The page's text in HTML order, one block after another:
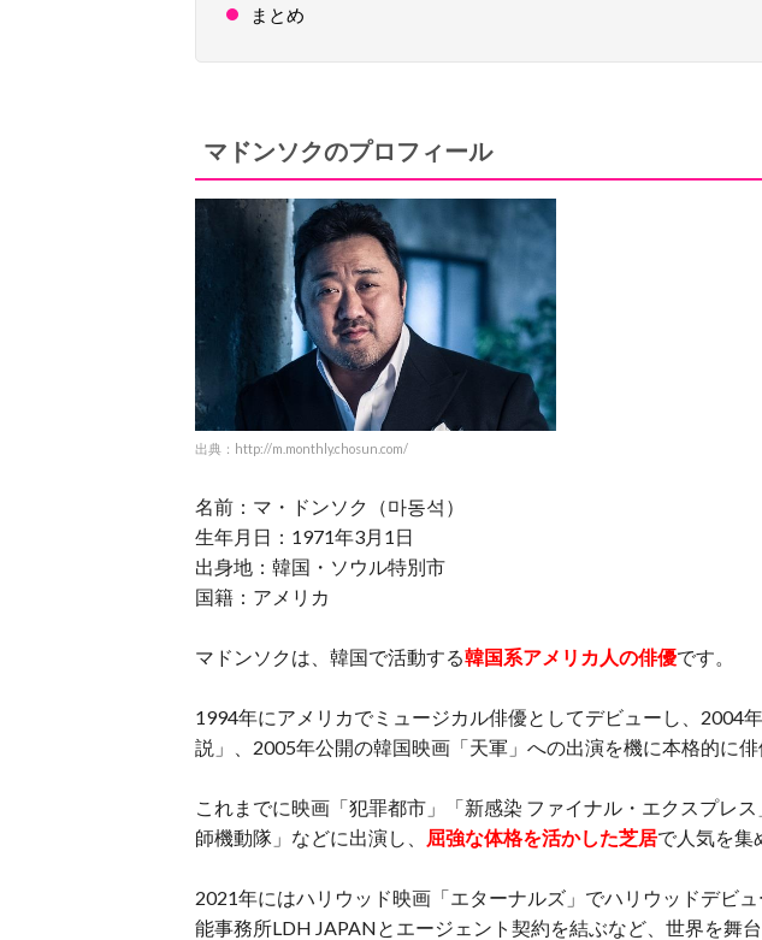
まとめ
マドンソクのプロフィール
出典：http://m.monthly.chosun.com/
名前：マ・ドンソク（마동석）
生年月日：1971年3月1日
出身地：韓国・ソウル特別市
国籍：アメリカ
マドンソクは、韓国で活動する韓国系アメリカ人の俳優です。
1994年にアメリカでミュージカル俳優としてデビューし、2004
説」、2005年公開の韓国映画「天軍」への出演を機に本格的に俳
これまでに映画「犯罪都市」「新感染 ファイナル・エクスプレ
師機動隊」などに出演し、
屈強な体格を活かした芝居で人気を集
2021年にはハリウッド映画「エターナルズ」でハリウッドデビ
能事務所LDH JAPANとエージェント契約を結ぶなど、世界を舞台